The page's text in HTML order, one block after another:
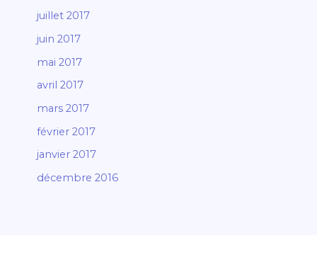
juillet 2017
juin 2017
mai 2017
avril 2017
mars 2017
février 2017
janvier 2017
décembre 2016